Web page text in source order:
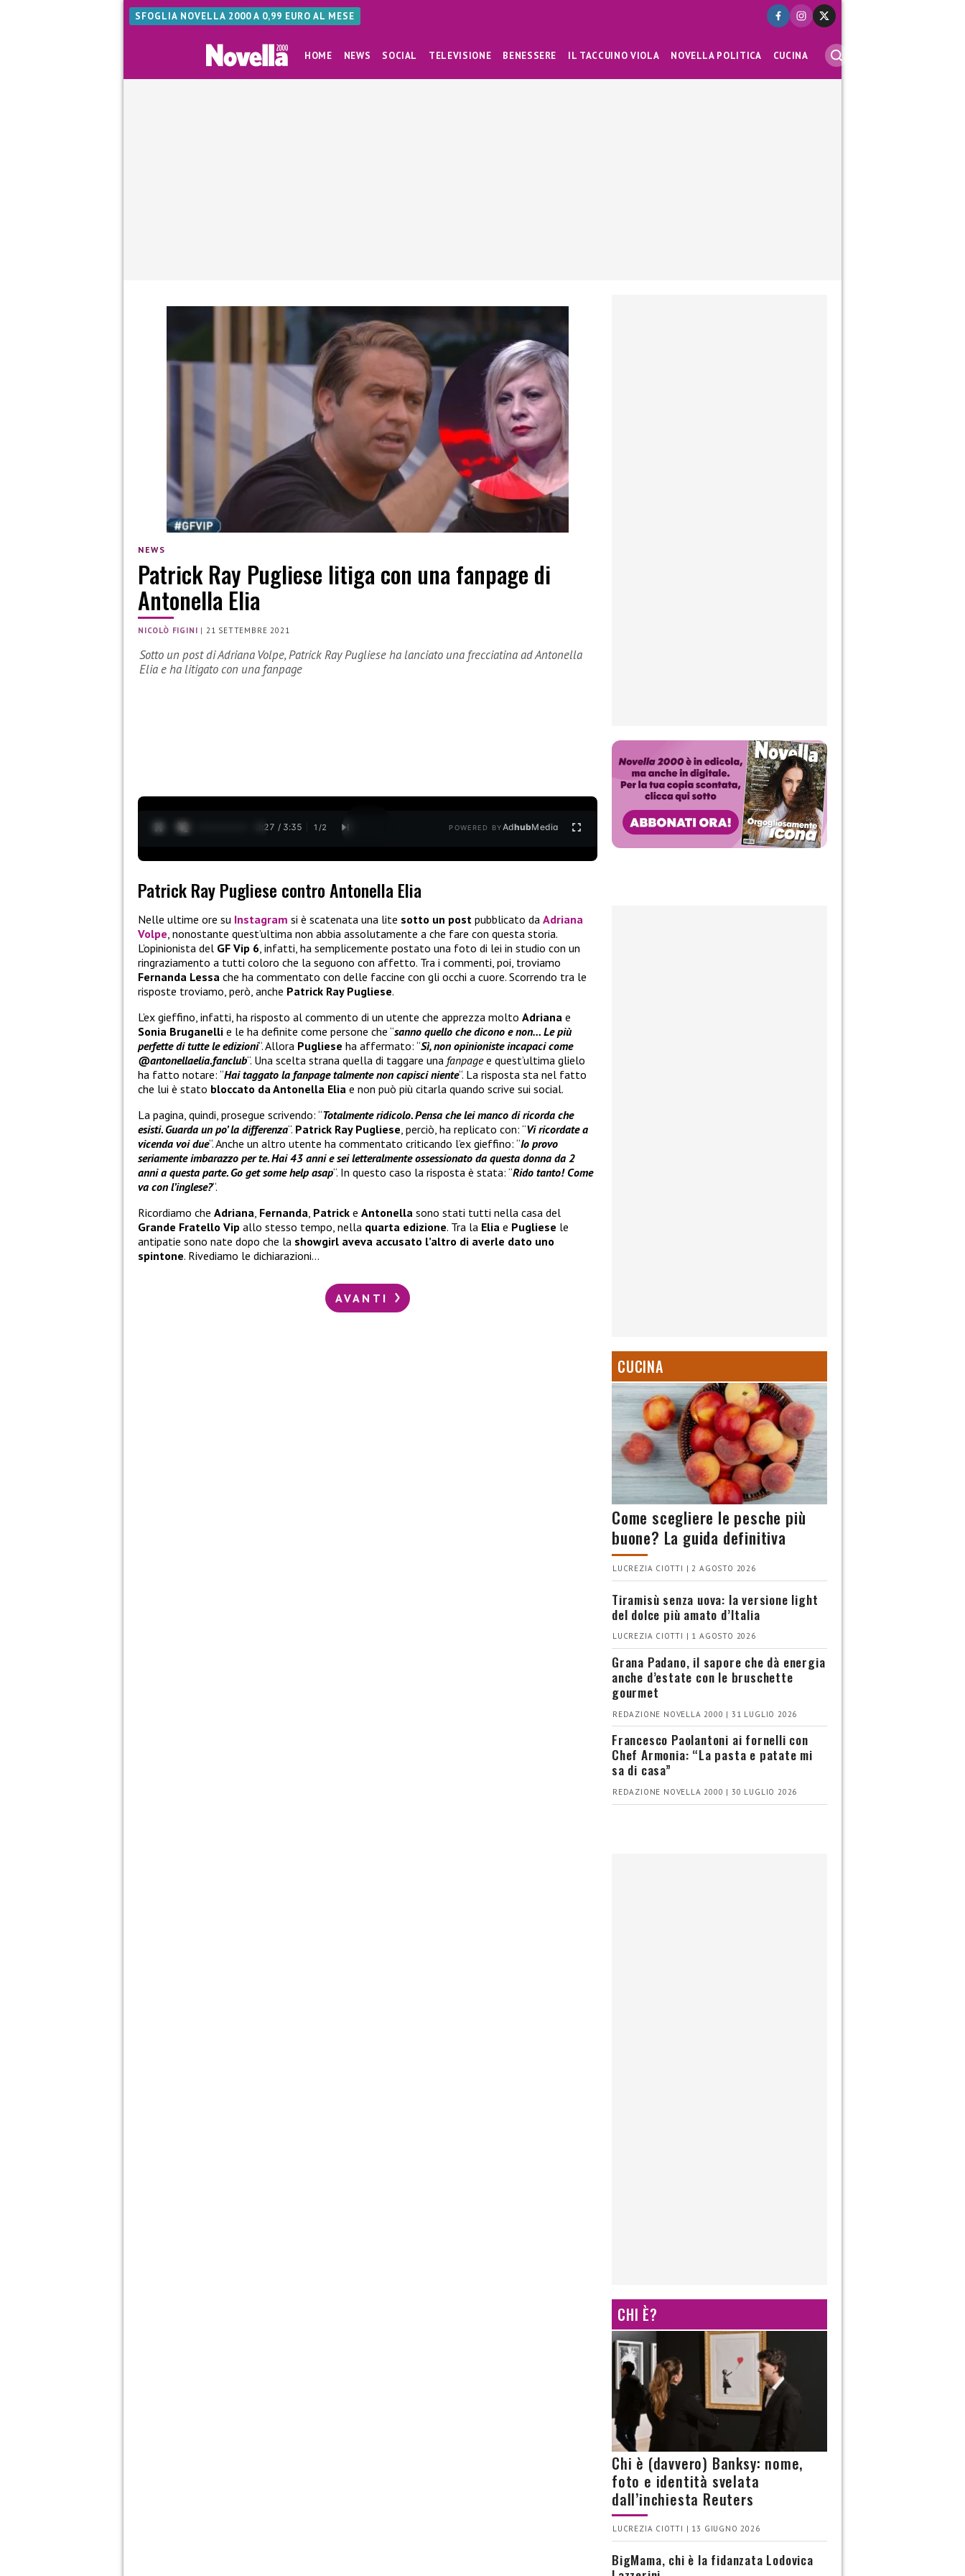
SFOGLIA NOVELLA 2000 A 0,99 EURO AL MESE
HOME NEWS SOCIAL TELEVISIONE BENESSERE IL TACCUINO VIOLA NOVELLA POLITICA CUCINA
NEWS
Patrick Ray Pugliese litiga con una fanpage di
Antonella Elia
NICOLÒ FIGINI | 21 SETTEMBRE 2021
Sotto un post di Adriana Volpe, Patrick Ray Pugliese ha lanciato una frecciatina ad Antonella
Elia e ha litigato con una fanpage
0:28 / 3:35 1 /2 POWERED BYAdhubMedia
Patrick Ray Pugliese contro Antonella Elia
Nelle ultime ore su Instagram si è scatenata una lite sotto un post pubblicato da Adriana
Volpe, nonostante quest’ultima non abbia assolutamente a che fare con questa storia.
L’opinionista del GF Vip 6, infatti, ha semplicemente postato una foto di lei in studio con un
ringraziamento a tutti coloro che la seguono con affetto. Tra i commenti, poi, troviamo
Fernanda Lessa che ha commentato con delle faccine con gli occhi a cuore. Scorrendo tra le
risposte troviamo, però, anche Patrick Ray Pugliese.
L’ex gieffino, infatti, ha risposto al commento di un utente che apprezza molto Adriana e
Sonia Bruganelli e le ha definite come persone che “sanno quello che dicono e non… Le più
perfette di tutte le edizioni“. Allora Pugliese ha affermato: “Sì, non opinioniste incapaci come
@antonellaelia.fanclub“. Una scelta strana quella di taggare una fanpagee quest’ultima glielo
ha fatto notare: “Hai taggato la fanpage talmente non capisci niente“. La risposta sta nel fatto
che lui è stato bloccato da Antonella Elia e non può più citarla quando scrive sui social.
La pagina, quindi, prosegue scrivendo: “Totalmente ridicolo. Pensa che lei manco di ricorda che
esisti. Guarda un po’ la differenza“. Patrick Ray Pugliese, perciò, ha replicato con: “Vi ricordate a
vicenda voi due“. Anche un altro utente ha commentato criticando l’ex gieffino: “Io provo
seriamente imbarazzo per te. Hai 43 anni e sei letteralmente ossessionato da questa donna da 2
anni a questa parte. Go get some help asap“. In questo caso la risposta è stata: “Rido tanto! Come
va con l’inglese?“.
Ricordiamo che Adriana, Fernanda, Patrick e Antonella sono stati tutti nella casa del
Grande Fratello Vip allo stesso tempo, nella quarta edizione. Tra la Elia e Pugliese le
antipatie sono nate dopo che la showgirl aveva accusato l’altro di averle dato uno
spintone. Rivediamo le dichiarazioni…
AVANTI
CUCINA
Come scegliere le pesche più
buone? La guida definitiva
LUCREZIA CIOTTI | 2 AGOSTO 2026
Tiramisù senza uova: la versione light
del dolce più amato d’Italia
LUCREZIA CIOTTI | 1 AGOSTO 2026
Grana Padano, il sapore che dà energia
anche d’estate con le bruschette
gourmet
REDAZIONE NOVELLA 2000 | 31 LUGLIO 2026
Francesco Paolantoni ai fornelli con
Chef Armonia: “La pasta e patate mi
sa di casa”
REDAZIONE NOVELLA 2000 | 30 LUGLIO 2026
CHI È?
Chi è (davvero) Banksy: nome,
foto e identità svelata
dall’inchiesta Reuters
LUCREZIA CIOTTI | 13 GIUGNO 2026
BigMama, chi è la fidanzata Lodovica